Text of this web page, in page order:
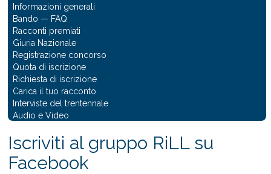
Informazioni generali
Bando — FAQ
Racconti premiati
Giuria Nazionale
Registrazione concorso
Quota di iscrizione
Richiesta di iscrizione
Carica il tuo racconto
Interviste del trentennale
Audio e Video
Iscriviti al gruppo RiLL su
Facebook